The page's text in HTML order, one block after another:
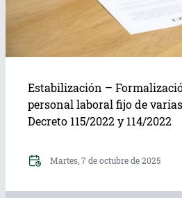
Estabilización –
personal laboral fijo de
Decreto 115/2022 y 114/2022
Martes, 7 de octubre de 2025